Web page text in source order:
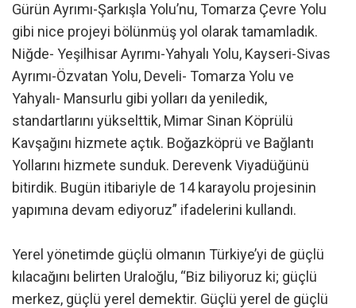
Gürün Ayrımı-Şarkışla Yolu’nu, Tomarza Çevre Yolu
gibi nice projeyi bölünmüş yol olarak tamamladık.
Niğde- Yeşilhisar Ayrımı-Yahyalı Yolu, Kayseri-Sivas
Ayrımı-Özvatan Yolu, Develi- Tomarza Yolu ve
Yahyalı- Mansurlu gibi yolları da yeniledik,
standartlarını yükselttik, Mimar Sinan Köprülü
Kavşağını hizmete açtık. Boğazköprü ve Bağlantı
Yollarını hizmete sunduk. Derevenk Viyadüğünü
bitirdik. Bugün itibariyle de 14 karayolu projesinin
yapımına devam ediyoruz” ifadelerini kullandı.
Yerel yönetimde güçlü olmanın Türkiye’yi de güçlü
kılacağını belirten Uraloğlu, “Biz biliyoruz ki; güçlü
merkez, güçlü yerel demektir. Güçlü yerel de güçlü